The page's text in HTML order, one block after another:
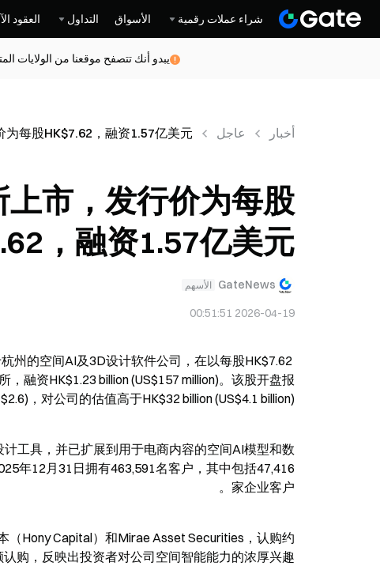
شراء عملات رقمية الأسواق التداول العقود
يبدو أنك تتصفح موقعنا من الولايات
أخبار عاجل 每股HK$7.62，融资1.57亿美元
市，发行价为每股
，融资1.57亿美元
GateNews الأسهم
2026-04-19 00:51:51
的空间AI及3D设计软件公司，在以每股HK$7.62
融资HK$1.23 billion (US$157 million)。该股开盘报
，对公司的估值高于HK$32 billion (US$4.1 billion)。
工具，并已扩展到用于电商内容的空间AI模型和数
年12月31日拥有463,591名客户，其中包括47,416
家企业客户。
Hony Capital）和Mirae Asset Securities，认购约
购，反映出投资者对公司空间智能能力的浓厚兴趣。